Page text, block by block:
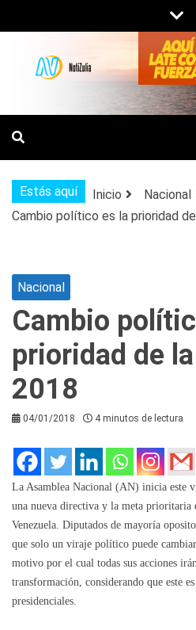
al
contenido
NOTICIAS DEL
DE
Estás aquí Inicio
Nacional
Cambio político es la prioridad
Nacional
Cambio
prioridad de
2018
04/01/2018 4 minutos de lectura
La Asamblea Nacional (AN) inicia este
una nueva directiva y la meta prioritaria
Venezuela. Diputados de mayoría
que solo un viraje político puede
motivo por el cual todas sus acciones
transformación, considerando que este
presidenciales.